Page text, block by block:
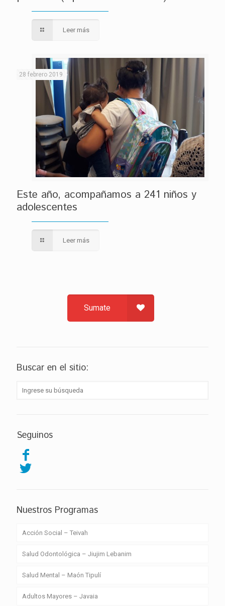
Leer más
28 febrero 2019
Este año, acompañamos a 241 niños y
adolescentes
Leer más
Sumate
Buscar en el sitio:
Seguinos
Nuestros Programas
Acción Social – Teivah
Salud Odontológica – Jiujim Lebanim
Salud Mental – Maón Tipulí
Adultos Mayores – Javaia